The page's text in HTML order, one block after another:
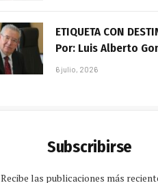
ETIQUETA CON
Por: Luis Alberto
6 julio, 2026
Subscribirse
Recibe las publicaciones más